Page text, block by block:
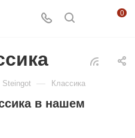
0
Steingot — Классика
в нашем